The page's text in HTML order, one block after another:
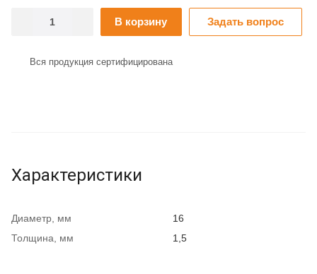
В корзину Задать вопрос
Вся продукция сертифицирована
Характеристики
Диаметр, мм
16
Толщина, мм
1,5